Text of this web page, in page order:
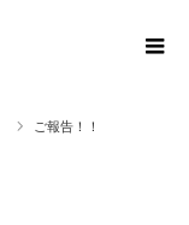
ご報告！！